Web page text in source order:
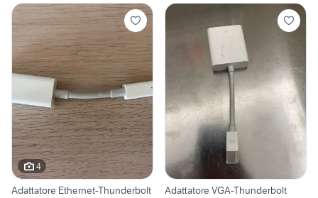
4
Adattatore Ethernet-Thunderbolt
Adattatore VGA-Thunderbolt